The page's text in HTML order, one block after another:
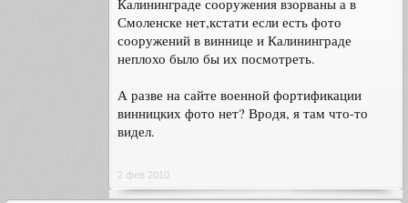
Калининграде сооружения взорваны а в
Смоленске нет,кстати если есть фото
сооружений в виннице и Калининграде
неплохо было бы их посмотреть.
А разве на сайте военной фортификации
винницких фото нет? Вродя, я там что-то
видел.
2 фев 2010